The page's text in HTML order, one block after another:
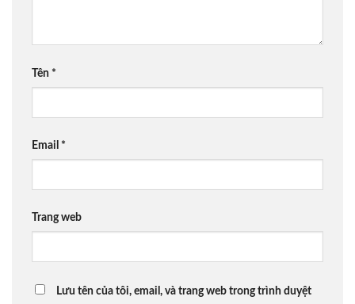
Tên *
Email *
Trang web
Lưu tên của tôi, email, và trang web trong trình duyệt